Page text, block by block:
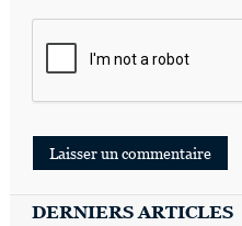
DERNIERS ARTICLES